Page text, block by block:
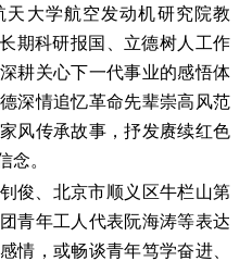
天大学航空发动机研究院教
期科研报国、立德树人工作
耕关心下一代事业的感悟体
深情追忆革命先辈崇高风范
风传承故事，抒发赓续红色
念。
俊、北京市顺义区牛栏山第
青年工人代表阮海涛等表达
情，或畅谈青年笃学奋进、